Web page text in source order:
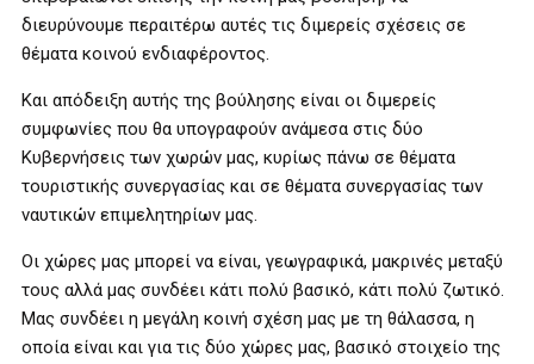
διευρύνουμε περαιτέρω αυτές τις διμερείς σχέσεις σε
θέματα κοινού ενδιαφέροντος.
Και απόδειξη αυτής της βούλησης είναι οι διμερείς
συμφωνίες που θα υπογραφούν ανάμεσα στις δύο
Κυβερνήσεις των χωρών μας, κυρίως πάνω σε θέματα
τουριστικής συνεργασίας και σε θέματα συνεργασίας των
ναυτικών επιμελητηρίων μας.
Οι χώρες μας μπορεί να είναι, γεωγραφικά, μακρινές μεταξύ
τους αλλά μας συνδέει κάτι πολύ βασικό, κάτι πολύ ζωτικό.
Μας συνδέει η μεγάλη κοινή σχέση μας με τη θάλασσα, η
οποία είναι και για τις δύο χώρες μας, βασικό στοιχείο της